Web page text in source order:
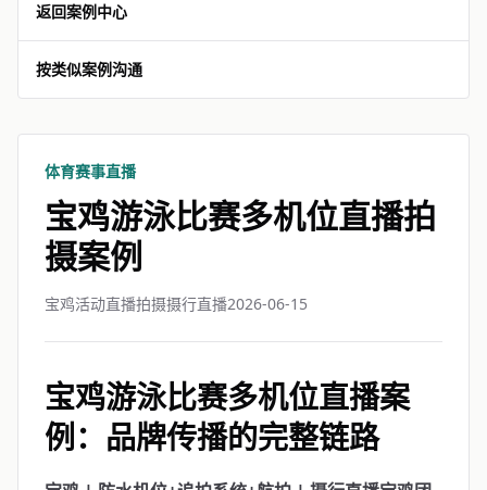
返回案例中心
按类似案例沟通
体育赛事直播
宝鸡游泳比赛多机位直播拍
摄案例
宝鸡活动直播拍摄摄行直播2026-06-15
宝鸡游泳比赛多机位直播案
例：品牌传播的完整链路